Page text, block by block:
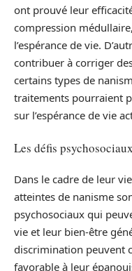
ont prouvé leur
compression
l’espérance de vie.
contribuer à corriger
certains types de
traitements pourraient
sur l’espérance de vie
Les défis
Dans le cadre de leur
atteintes de nanisme
psychosociaux qui
vie et leur bien-être
discrimination peuvent
favorable à leur